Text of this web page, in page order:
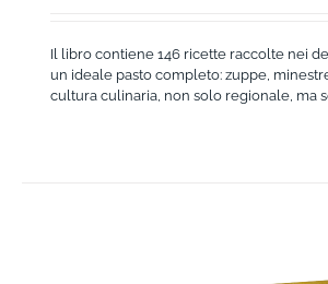
Il libro contiene 146 ricette raccolte nei
un ideale pasto completo: zuppe,
cultura culinaria, non solo regionale, ma